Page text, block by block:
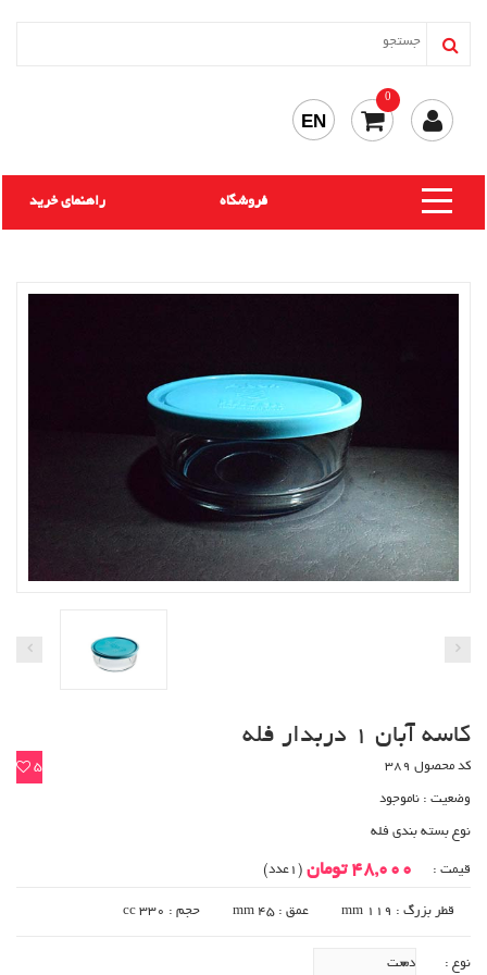
0
EN
راهنمای خرید فروشگاه
کاسه آبان 1 دربدار فله
5 کد محصول 389
وضعیت : ناموجود
نوع بسته بندی فله
قیمت : 48,000 تومان (1عدد)
قطر بزرگ : 119 mm عمق : 45 mm حجم : 330 cc
نوع :